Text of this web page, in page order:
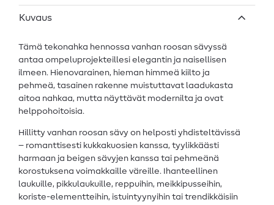
Kuvaus
Tämä tekonahka hennossa vanhan roosan sävyssä
antaa ompeluprojekteillesi elegantin ja naisellisen
ilmeen. Hienovarainen, hieman himmeä kiilto ja
pehmeä, tasainen rakenne muistuttavat laadukasta
aitoa nahkaa, mutta näyttävät modernilta ja ovat
helppohoitoisia.
Hillitty vanhan roosan sävy on helposti yhdisteltävissä
– romanttisesti kukkakuosien kanssa, tyylikkäästi
harmaan ja beigen sävyjen kanssa tai pehmeänä
korostuksena voimakkaille väreille. Ihanteellinen
laukuille, pikkulaukuille, reppuihin, meikkipusseihin,
koriste-elementteihin, istuintyynyihin tai trendikkäisiin